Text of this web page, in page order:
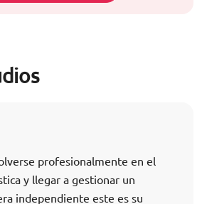
profesionalmente en el
y llegar a gestionar un
independiente este es su